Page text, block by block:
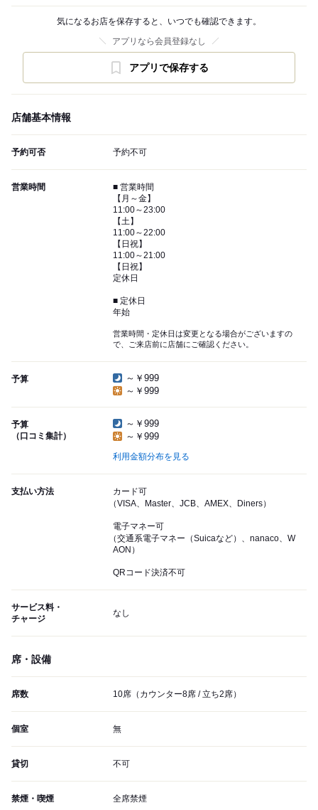
気になるお店を保存すると、いつでも確認できます。
アプリなら会員登録なし
アプリで保存する
店舗基本情報
予約可否 予約不可
営業時間
■ 営業時間
【月～金】
11:00～23:00
【土】
11:00～22:00
【日祝】
11:00～21:00
【日祝】
定休日
■ 定休日
年始
営業時間・定休日は変更となる場合がございますの
で、ご来店前に店舗にご確認ください。
予算
～￥999
～￥999
予算
（口コミ集計）
～￥999
～￥999
利用金額分布を見る
支払い方法
カード可
（VISA、Master、JCB、AMEX、Diners）
電子マネー可
（交通系電子マネー（Suicaなど）、nanaco、W
AON）
QRコード決済不可
サービス料・
チャージ
なし
席・設備
席数 10席（カウンター8席 / 立ち2席）
個室 無
貸切 不可
禁煙・喫煙 全席禁煙